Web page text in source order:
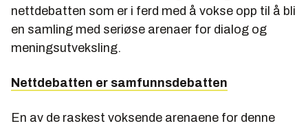
nettdebatten som er i ferd med å vokse opp til å bli
en samling med seriøse arenaer for dialog og
meningsutveksling.
Nettdebatten er samfunnsdebatten
En av de raskest voksende arenaene for denne